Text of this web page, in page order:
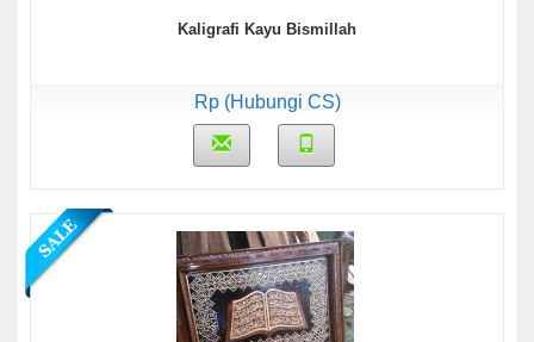
Kaligrafi Kayu Bismillah
Rp (Hubungi CS)